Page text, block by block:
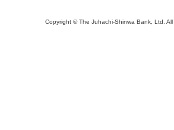
Copyright © The Juhachi‐Shinwa Bank, Ltd. All